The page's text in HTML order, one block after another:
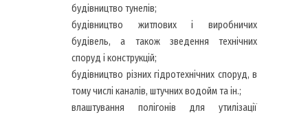
будівництво тунелів;
будівництво житлових і виробничих
будівель, а також зведення технічних
споруд і конструкцій;
будівництво різних гідротехнічних споруд, в
тому числі каналів, штучних водойм та ін.;
влаштування полігонів для утилізації